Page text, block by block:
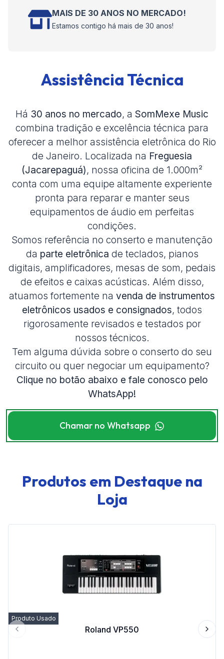
MAIS DE 30 ANOS NO MERCADO!
Estamos contigo há mais de 30 anos!
Assistência Técnica
Há 30 anos no mercado, a SomMexe Music
combina tradição e excelência técnica para
oferecer a melhor assistência eletrônica do Rio
de Janeiro. Localizada na Freguesia
(Jacarepaguá), nossa oficina de 1.000m²
conta com uma equipe altamente experiente
pronta para reparar e manter seus
equipamentos de áudio em perfeitas
condições.
Somos referência no conserto e manutenção
da parte eletrônica de teclados, pianos
digitais, amplificadores, mesas de som, pedais
de efeitos e caixas acústicas. Além disso,
atuamos fortemente na venda de instrumentos
eletrônicos usados e consignados, todos
rigorosamente revisados e testados por
nossos técnicos.
Tem alguma dúvida sobre o conserto do seu
circuito ou quer negociar um equipamento?
Clique no botão abaixo e fale conosco pelo
WhatsApp!
Chamar no Whatsapp
Produtos em Destaque na
Loja
Produto Usado
Roland VP550
Previous slide